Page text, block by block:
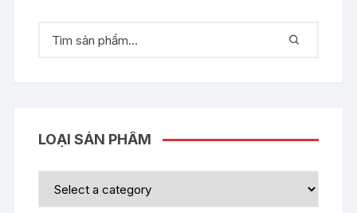
LOẠI SẢN PHẨM